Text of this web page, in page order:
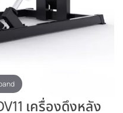
เครื่องดึงหลัง